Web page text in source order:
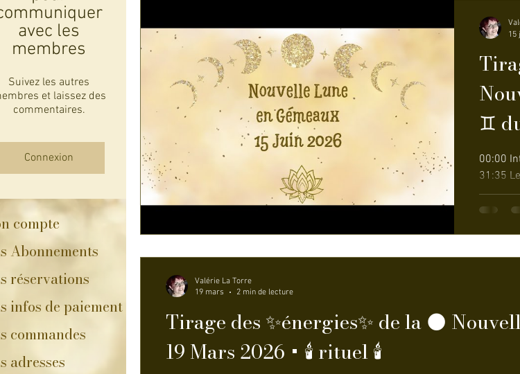
00:00 Introduction 02:32 Les énergies qui nous traversent
31:35 Les résonances en interne 47:00 Conseils 5820
Cartes
Lune
relier
15
Tirage des ✨énergies✨ de la 🌑
19 Mars 2026 + 🕯️ rituel 🕯️
Valérie La Torre
19 mars
2 min de lecture
avec les
membres
Suivez les autres
et laissez des
commentaires.
Connexion
compte
Abonnements
réservations
infos de paiement
commandes
adresses